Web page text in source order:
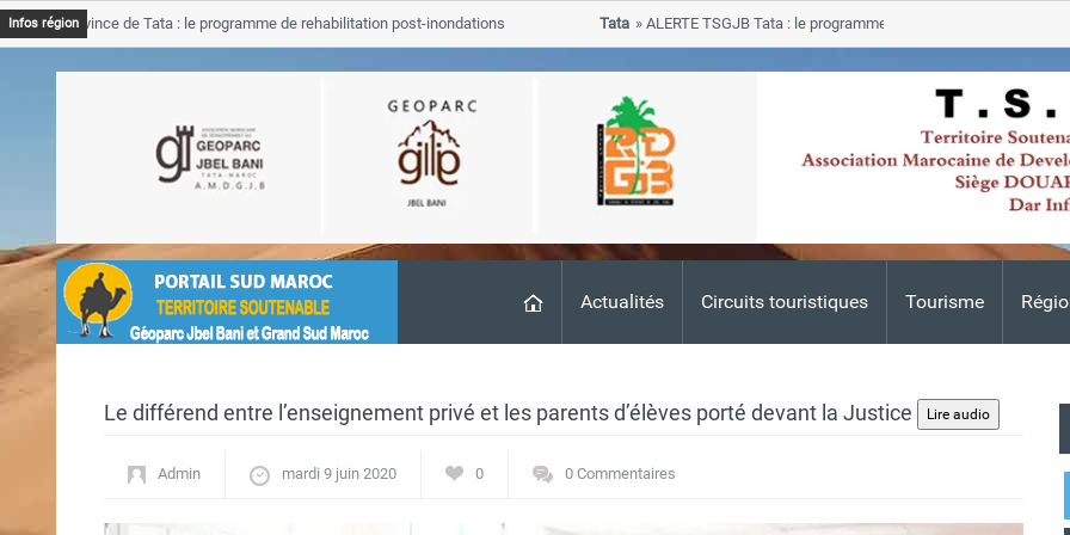
Actualités Circuits touristiques Tourisme
Infos région
Province de Tata : le programme de rehabilitation post-inondations
ALERTE TSGJB Tata : le programme de rehabilitation post-
progresse dans les zones sinistrees
Le différend entre l’enseignement privé et les parents d’élèves porté devant la Justice
Admin mardi 9 juin 2020 0 0 Commentaires